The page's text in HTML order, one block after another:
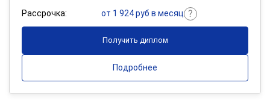
Рассрочка:
от 1 924 руб в месяц
Получить диплом
Подробнее